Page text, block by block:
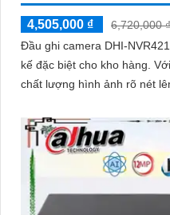
4,505,000 ₫
6,720,000 ₫
Đầu ghi camera DHI-
kế đặc biệt cho kho hàng. Với 16 kênh, đầu ghi này mang lại
chất lượng hình ảnh rõ nét